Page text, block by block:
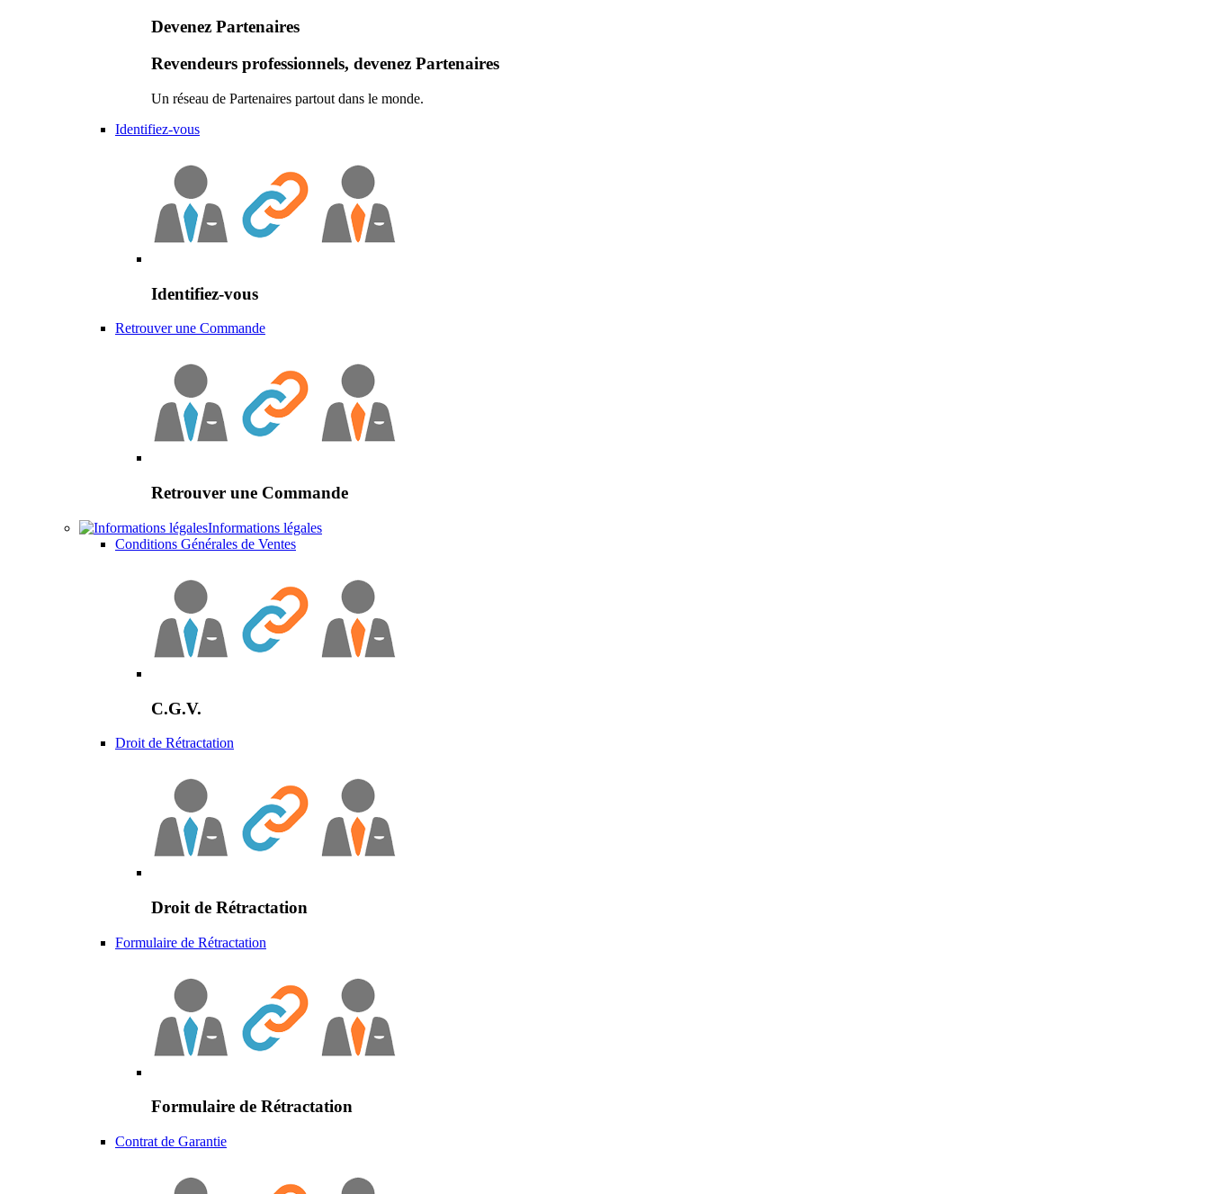
Devenez Partenaires
Revendeurs professionnels, devenez Partenaires
Un réseau de Partenaires partout dans le monde.
Identifiez-vous
Identifiez-vous
Retrouver une Commande
Retrouver une Commande
Informations légales
Conditions Générales de Ventes
C.G.V.
Droit de Rétractation
Droit de Rétractation
Formulaire de Rétractation
Formulaire de Rétractation
Contrat de Garantie